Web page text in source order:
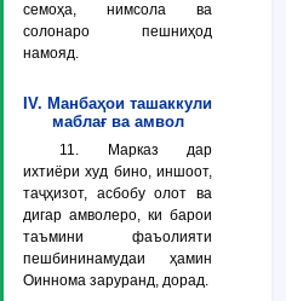
семоҳа, нимсола ва
солонаро пешниҳод
намояд.
IV. Манбаҳои ташаккули
маблағ ва амвол
11. Марказ дар
ихтиёри худ бино, иншоот,
таҷҳизот, асбобу олот ва
дигар амволеро, ки барои
таъмини фаъолияти
пешбининамудаи ҳамин
Оиннома заруранд, дорад.